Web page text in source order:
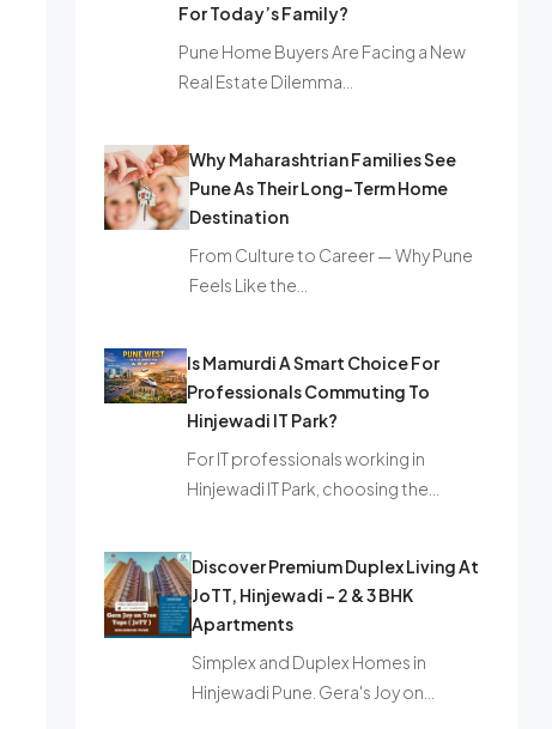
For Today’s Family?
Pune Home Buyers Are Facing a New
Real Estate Dilemma…
Why Maharashtrian Families See
Pune As Their Long-Term Home
Destination
From Culture to Career — Why Pune
Feels Like the…
Is Mamurdi A Smart Choice For
Professionals Commuting To
Hinjewadi IT Park?
For IT professionals working in
Hinjewadi IT Park, choosing the…
Discover Premium Duplex Living At
JoTT, Hinjewadi – 2 & 3 BHK
Apartments
Simplex and Duplex Homes in
Hinjewadi Pune. Gera's Joy on…